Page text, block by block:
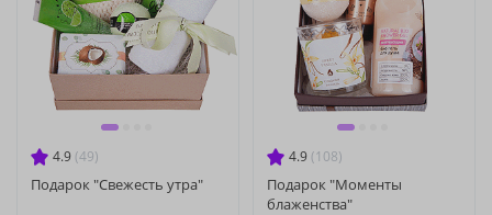
4.9 (49)
Подарок "Свежесть утра"
4.9 (108)
Подарок "Моменты
блаженства"